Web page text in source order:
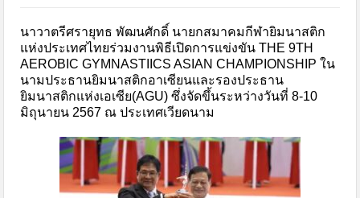
นาวาตรีศรายุทธ พัฒนศักดิ์ นายกสมาคมกีฬายิมนาสติก
แห่งประเทศไทยร่วมงานพิธีเปิดการแข่งขัน THE 9TH
AEROBIC GYMNASTIICS ASIAN CHAMPIONSHIP ใน
นามประธานยิมนาสติกอาเซียนและรองประธาน
ยิมนาสติกแห่งเอเซีย(AGU) ซึ่งจัดขึ้นระหว่างวันที่ 8-10
มิถุนายน 2567 ณ ประเทศเวียดนาม